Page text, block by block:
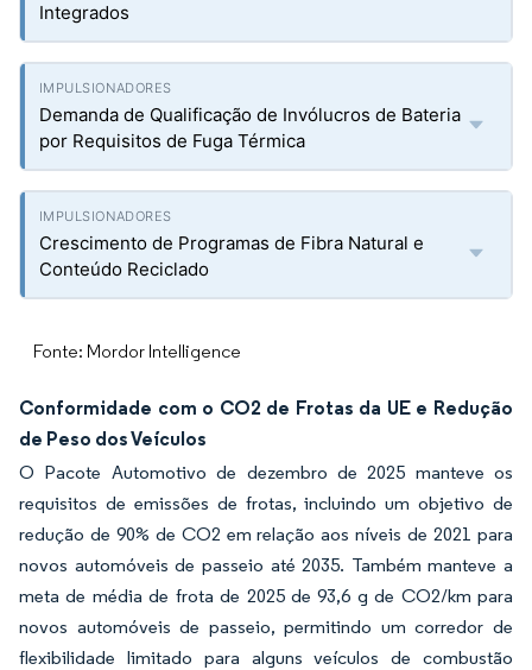
Integrados
Demanda de Qualificação de Invólucros de Bateria
por Requisitos de Fuga Térmica
Crescimento de Programas de Fibra Natural e
Conteúdo Reciclado
Fonte: Mordor Intelligence
Conformidade com o CO2 de Frotas da UE e Redução
de Peso dos Veículos
O Pacote Automotivo de dezembro de 2025 manteve os
requisitos de emissões de frotas, incluindo um objetivo de
redução de 90% de CO2 em relação aos níveis de 2021 para
novos automóveis de passeio até 2035. Também manteve a
meta de média de frota de 2025 de 93,6 g de CO2/km para
novos automóveis de passeio, permitindo um corredor de
flexibilidade limitado para alguns veículos de combustão